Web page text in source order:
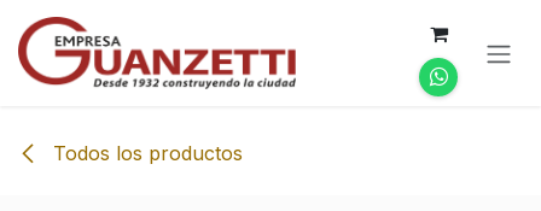
Ir al contenido
Todos los productos